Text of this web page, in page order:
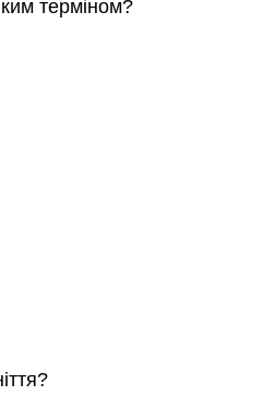
терміном?